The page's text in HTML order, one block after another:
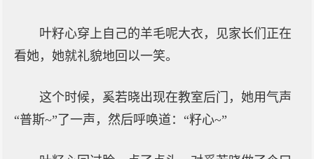
叶籽心穿上自己的羊毛呢大衣，见家长们正在
看她，她就礼貌地回以一笑。
这个时候，奚若晓出现在教室后门，她用气声
“普斯~”了一声，然后呼唤道：“籽心~”